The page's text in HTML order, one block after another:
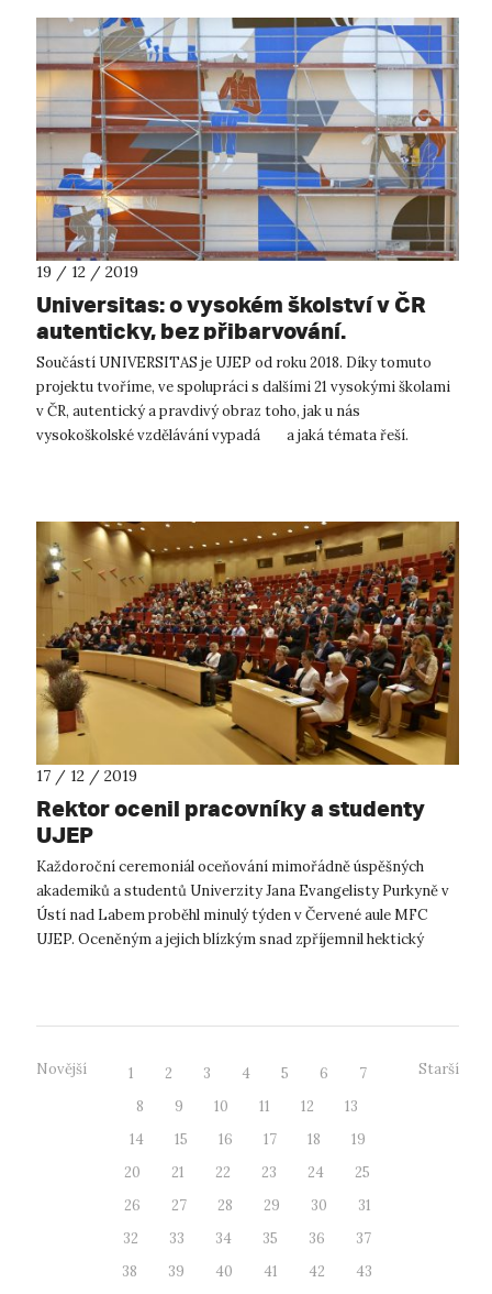
19 / 12 / 2019
Universitas: o vysokém školství v ČR
autenticky, bez přibarvování.
Součástí UNIVERSITAS je UJEP od roku 2018. Díky tomuto
projektu tvoříme, ve spolupráci s dalšími 21 vysokými školami
v ČR, autentický a pravdivý obraz toho, jak u nás
vysokoškolské vzdělávání vypadá a jaká témata řeší.
17 / 12 / 2019
Rektor ocenil pracovníky a studenty
UJEP
Každoroční ceremoniál oceňování mimořádně úspěšných
akademiků a studentů Univerzity Jana Evangelisty Purkyně v
Ústí nad Labem proběhl minulý týden v Červené aule MFC
UJEP. Oceněným a jejich blízkým snad zpříjemnil hektický
Novější 1 2 3 4 5 6
7
8
9 10 11 12
13
14
15 16 17 18
19
20
21 22 23 24
25
26
27 28 29 30
31
32
33 34 35 36
37
38
39 40 41 42
43
Starší